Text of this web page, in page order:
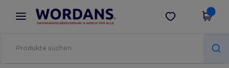
× Wordans App
Bessere Preise in der App!
App holen